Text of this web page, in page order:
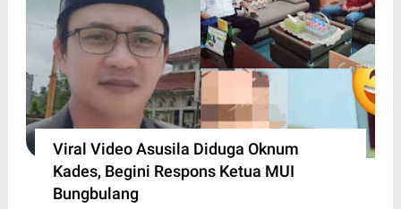
Viral Video Asusila Diduga Oknum
Kades, Begini Respons Ketua MUI
Bungbulang